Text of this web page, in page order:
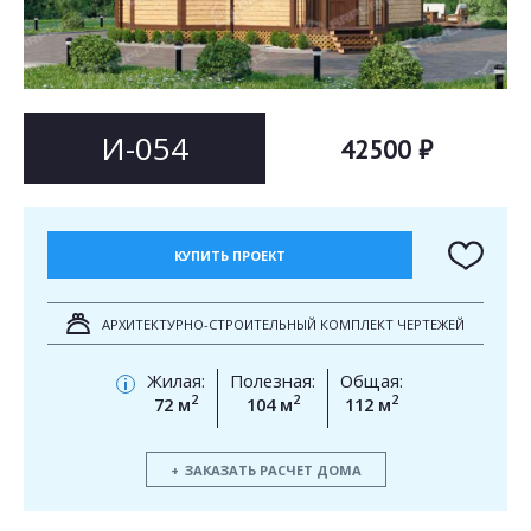
И-054 42500 ₽
КУПИТЬ ПРОЕКТ
АРХИТЕКТУРНО-СТРОИТЕЛЬНЫЙ КОМПЛЕКТ ЧЕРТЕЖЕЙ
i
Жилая:
72 м2
Полезная:
104 м2
Общая:
112 м2
ЗАКАЗАТЬ РАСЧЕТ ДОМА
Согласен на обработку персональных данных
Согласен на обработку персональных данных
This site is protected by reCAPTCHA and the GooglePrivacy PolicyandTerms of Service
apply.